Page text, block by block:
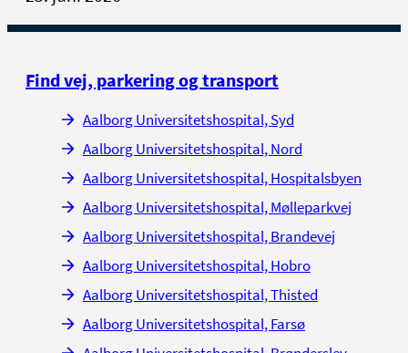
Find vej, parkering og transport
Aalborg Universitetshospital, Syd
Aalborg Universitetshospital, Nord
Aalborg Universitetshospital, Hospitalsbyen
Aalborg Universitetshospital, Mølleparkvej
Aalborg Universitetshospital, Brandevej
Aalborg Universitetshospital, Hobro
Aalborg Universitetshospital, Thisted
Aalborg Universitetshospital, Farsø